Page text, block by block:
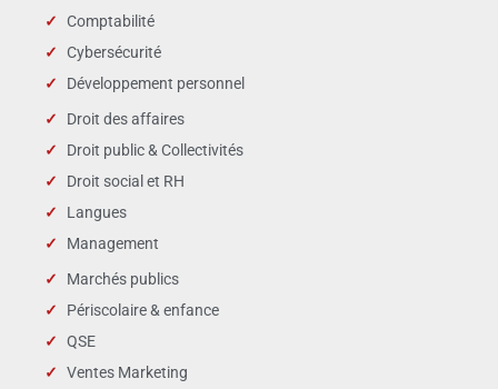
Comptabilité
Cybersécurité
Développement personnel
Droit des affaires
Droit public & Collectivités
Droit social et RH
Langues
Management
Marchés publics
Périscolaire & enfance
QSE
Ventes Marketing